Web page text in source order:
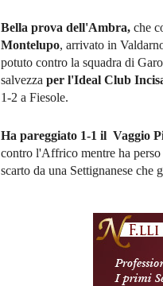
Bella prova dell'Ambra, che
Montelupo, arrivato in
potuto contro la squadra di
salvezza per l'Ideal Club
1-2 a Fiesole.
Ha pareggiato 1-1 il Vaggio
contro l'Affrico mentre ha perso
scarto da una Settignanese che